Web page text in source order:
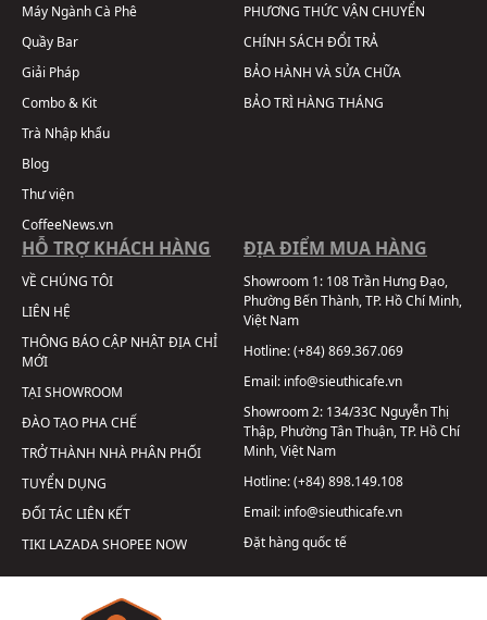
Máy Ngành Cà Phê
Quầy Bar
Giải Pháp
Combo & Kit
Trà Nhập khẩu
Blog
Thư viện
CoffeeNews.vn
PHƯƠNG THỨC VẬN CHUYỂN
CHÍNH SÁCH ĐỔI TRẢ
BẢO HÀNH VÀ SỬA CHỮA
BẢO TRÌ HÀNG THÁNG
HỖ TRỢ KHÁCH HÀNG
VỀ CHÚNG TÔI
LIÊN HỆ
THÔNG BÁO CẬP NHẬT ĐỊA CHỈ
MỚI
TẠI SHOWROOM
ĐÀO TẠO PHA CHẾ
TRỞ THÀNH NHÀ PHÂN PHỐI
TUYỂN DỤNG
ĐỐI TÁC LIÊN KẾT
TIKI LAZADASHOPEE NOW
ĐỊA ĐIỂM MUA HÀNG
Showroom 1: 108 Trần Hưng Đạo,
Phường Bến Thành, TP. Hồ Chí Minh,
Việt Nam
Hotline:(+84) 869.367.069
Email: info@sieuthicafe.vn
Showroom 2: 134/33C Nguyễn Thị
Thập, Phường Tân Thuận, TP. Hồ Chí
Minh, Việt Nam
Hotline:(+84) 898.149.108
Email: info@sieuthicafe.vn
Đặt hàng quốc tế